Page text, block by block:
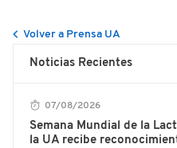
Volver a Prensa UA
Noticias Recientes
07/08/2026
Semana Mundial de la
la UA recibe